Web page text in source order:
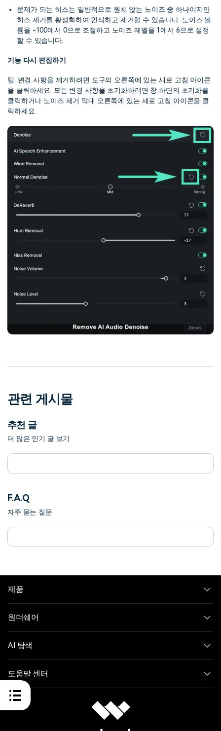
문제가 되는 히스는 일반적으로 원치 않는 노이즈 중 하나이지만
히스 제거를 활성화하여 인식하고 제거할 수 있습니다. 노이즈 볼
륨을 -100에서 0으로 조절하고 노이즈 레벨을 1에서 6으로 설정
할 수 있습니다.
기능 다시 편집하기
팁: 변경 사항을 제거하려면 도구의 오른쪽에 있는 새로 고침 아이콘
을 클릭하세요. 모든 변경 사항을 초기화하려면 창 하단의 초기화를
클릭하거나 노이즈 제거 막대 오른쪽에 있는 새로 고침 아이콘을 클
릭하세요.
관련 게시물
추천 글
더 많은 인기 글 보기
F.A.Q
자주 묻는 질문
제품
원더쉐어
AI 탐색
도움말 센터